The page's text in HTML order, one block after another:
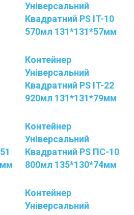
Універсальний
Квадратний PS IT-10
570мл 131*131*57мм
Контейнер
Універсальний
Квадратний PS IT-22
920мл 131*131*79мм
Контейнер
Універсальний
Квадратний PS ПС-10
800мл 135*130*74мм
Контейнер
Універсальний